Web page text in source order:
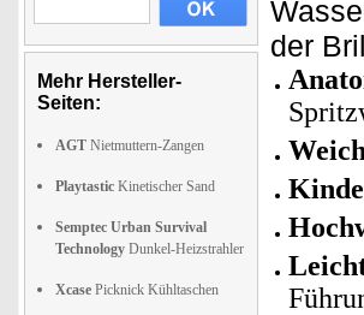
Mehr Hersteller-
Seiten:
AGT Nietmuttern-Zangen
Playtastic Kinetischer Sand
Semptec Urban Survival
Technology Dunkel-Heizstrahler
Xcase Picknick Kühltaschen
der